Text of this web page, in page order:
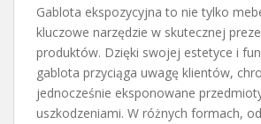
Gablota ekspozycyjna to nie tylko
kluczowe narzędzie w skutecznej
produktów. Dzięki swojej estetyce i
gablota przyciąga uwagę klientów,
jednocześnie eksponowane
uszkodzeniami. W różnych formach,